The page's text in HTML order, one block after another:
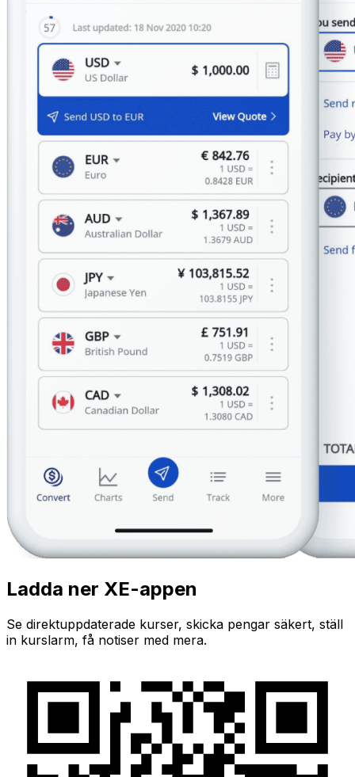
Ladda ner XE-appen
Se direktuppdaterade kurser, skicka pengar säkert, ställ
in kurslarm, få notiser med mera.